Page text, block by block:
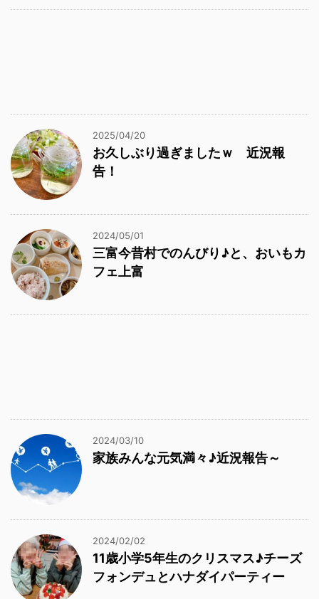
2025/04/20
お久しぶり過ぎましたｗ 近況報
告！
2024/05/01
三富今昔村でのんびり♪と、おいもカ
フェ上富
2024/03/10
家族みんな元気満々♪近況報告～
2024/02/02
11歳小学5年生のクリスマス♪チーズ
フォンデュとハナダイパーティー